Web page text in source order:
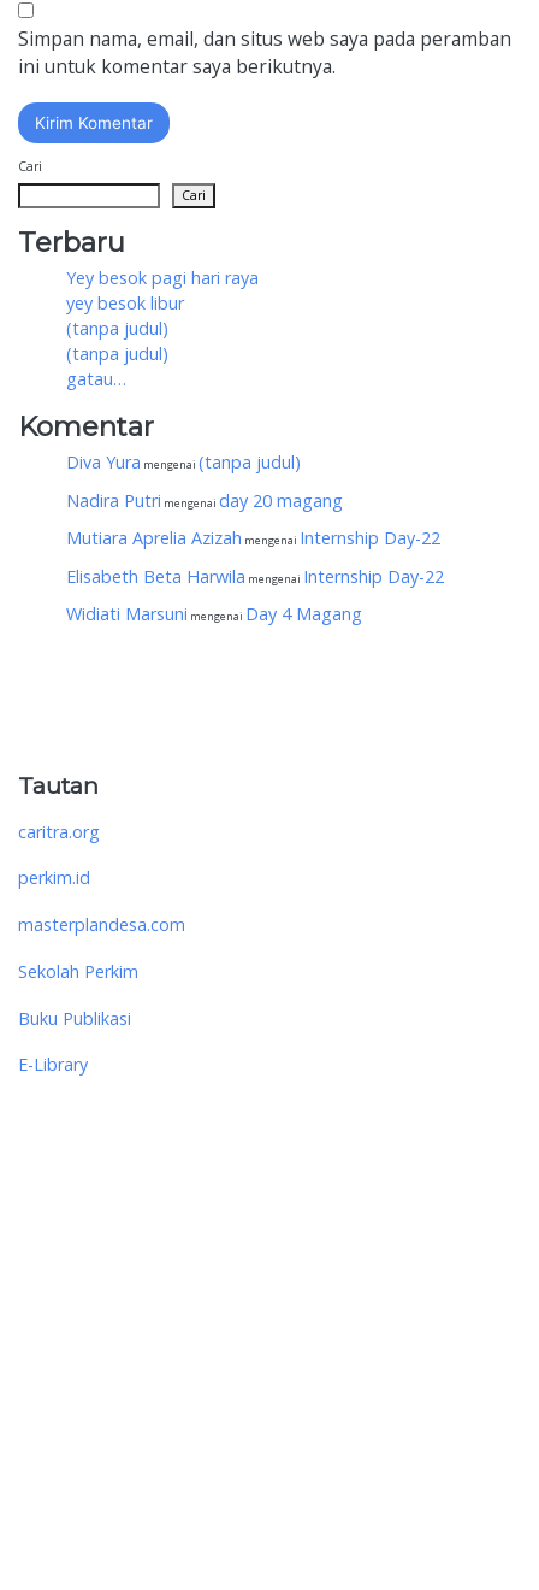
Simpan nama, email, dan situs web saya pada peramban
ini untuk komentar saya berikutnya.
Cari
Cari
Terbaru
Yey besok pagi hari raya
yey besok libur
(tanpa judul)
(tanpa judul)
gatau…
Komentar
Diva Yura mengenai (tanpa judul)
Nadira Putri mengenai day 20 magang
Mutiara Aprelia Azizah mengenai Internship Day-22
Elisabeth Beta Harwila mengenai Internship Day-22
Widiati Marsuni mengenai Day 4 Magang
Tautan
caritra.org
perkim.id
masterplandesa.com
Sekolah Perkim
Buku Publikasi
E-Library